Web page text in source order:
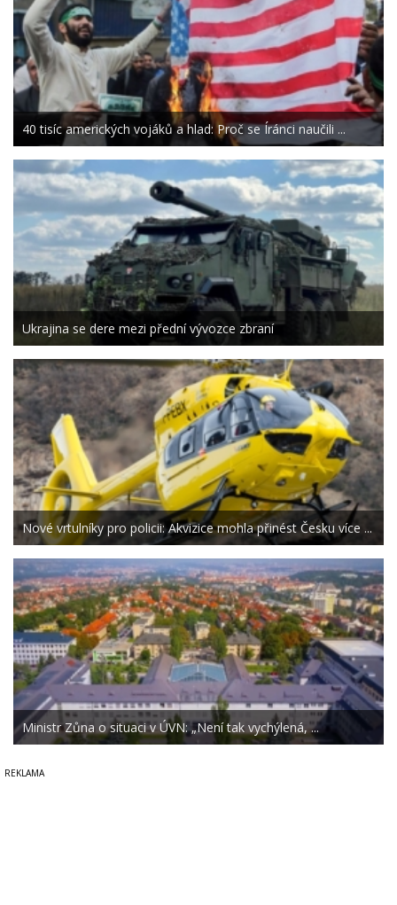
40 tisíc amerických vojáků a hlad: Proč se Íránci naučili ...
Ukrajina se dere mezi přední vývozce zbraní
Nové vrtulníky pro policii: Akvizice mohla přinést Česku více ...
Ministr Zůna o situaci v ÚVN: „Není tak vychýlená, ...